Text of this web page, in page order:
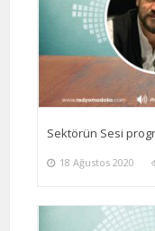
Sektörün Sesi
18 Ağustos 2020